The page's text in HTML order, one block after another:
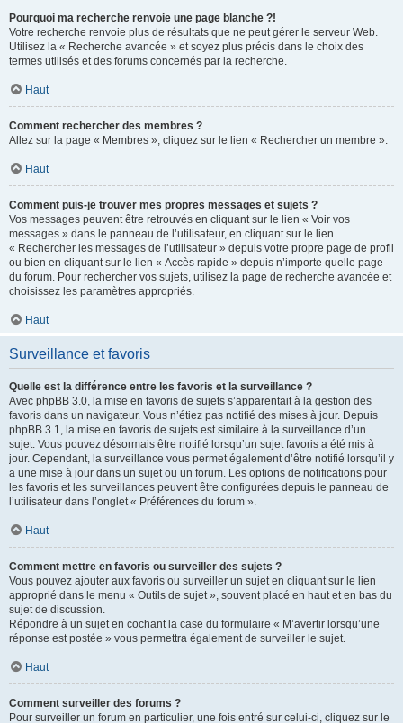
Pourquoi ma recherche renvoie une page blanche ?!
Votre recherche renvoie plus de résultats que ne peut gérer le serveur Web.
Utilisez la « Recherche avancée » et soyez plus précis dans le choix des
termes utilisés et des forums concernés par la recherche.
Haut
Comment rechercher des membres ?
Allez sur la page « Membres », cliquez sur le lien « Rechercher un membre ».
Haut
Comment puis-je trouver mes propres messages et sujets ?
Vos messages peuvent être retrouvés en cliquant sur le lien « Voir vos
messages » dans le panneau de l’utilisateur, en cliquant sur le lien
« Rechercher les messages de l’utilisateur » depuis votre propre page de profil
ou bien en cliquant sur le lien « Accès rapide » depuis n’importe quelle page
du forum. Pour rechercher vos sujets, utilisez la page de recherche avancée et
choisissez les paramètres appropriés.
Haut
Surveillance et favoris
Quelle est la différence entre les favoris et la surveillance ?
Avec phpBB 3.0, la mise en favoris de sujets s’apparentait à la gestion des
favoris dans un navigateur. Vous n’étiez pas notifié des mises à jour. Depuis
phpBB 3.1, la mise en favoris de sujets est similaire à la surveillance d’un
sujet. Vous pouvez désormais être notifié lorsqu’un sujet favoris a été mis à
jour. Cependant, la surveillance vous permet également d’être notifié lorsqu’il y
a une mise à jour dans un sujet ou un forum. Les options de notifications pour
les favoris et les surveillances peuvent être configurées depuis le panneau de
l’utilisateur dans l’onglet « Préférences du forum ».
Haut
Comment mettre en favoris ou surveiller des sujets ?
Vous pouvez ajouter aux favoris ou surveiller un sujet en cliquant sur le lien
approprié dans le menu « Outils de sujet », souvent placé en haut et en bas du
sujet de discussion.
Répondre à un sujet en cochant la case du formulaire « M’avertir lorsqu’une
réponse est postée » vous permettra également de surveiller le sujet.
Haut
Comment surveiller des forums ?
Pour surveiller un forum en particulier, une fois entré sur celui-ci, cliquez sur le